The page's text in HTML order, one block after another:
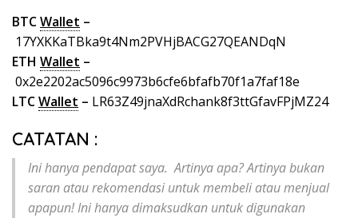
BTCWallet –
17YXKKaTBka9t4Nm2PVHjBACG27QEANDqN
ETH Wallet –
0x2e2202ac5096c9973b6cfe6bfafb70f1a7faf18e
LTCWallet – LR63Z49jnaXdRchank8f3ttGfavFPjMZ24
CATATAN :
Ini hanya pendapat saya. Artinya apa? Artinya bukan
saran atau rekomendasi untuk membeli atau menjual
apapun! Ini hanya dimaksudkan untuk digunakan